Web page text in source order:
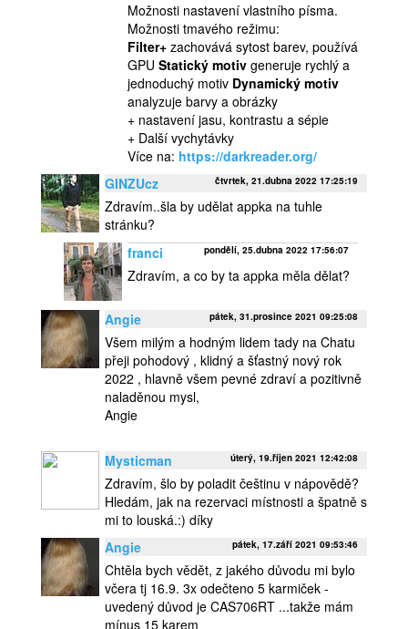
Možnosti nastavení vlastního písma.
Možnosti tmavého režimu:
Filter+ zachovává sytost barev, používá
GPU Statický motiv generuje rychlý a
jednoduchý motiv Dynamický motiv
analyzuje barvy a obrázky
+ nastavení jasu, kontrastu a sépie
+ Další vychytávky
Více na: https://darkreader.org/
GINZUcz
čtvrtek, 21.dubna 2022 17:25:19
Zdravím..šla by udělat appka na tuhle
stránku?
franci
pondělí, 25.dubna 2022 17:56:07
Zdravím, a co by ta appka měla dělat?
Angie pátek, 31.prosince 2021 09:25:08
Všem milým a hodným lidem tady na Chatu
přeji pohodový , klidný a šťastný nový rok
2022 , hlavně všem pevné zdraví a pozitivně
naladěnou mysl,
Angie
Mysticman úterý, 19.říjen 2021 12:42:08
Zdravím, šlo by poladit češtinu v nápovědě?
Hledám, jak na rezervaci místnosti a špatně s
mi to louská.:) díky
Angie
pátek, 17.září 2021 09:53:46
Chtěla bych vědět, z jakého důvodu mi bylo
včera tj 16.9. 3x odečteno 5 karmiček -
uvedený důvod je CAS706RT ...takže mám
mínus 15 karem